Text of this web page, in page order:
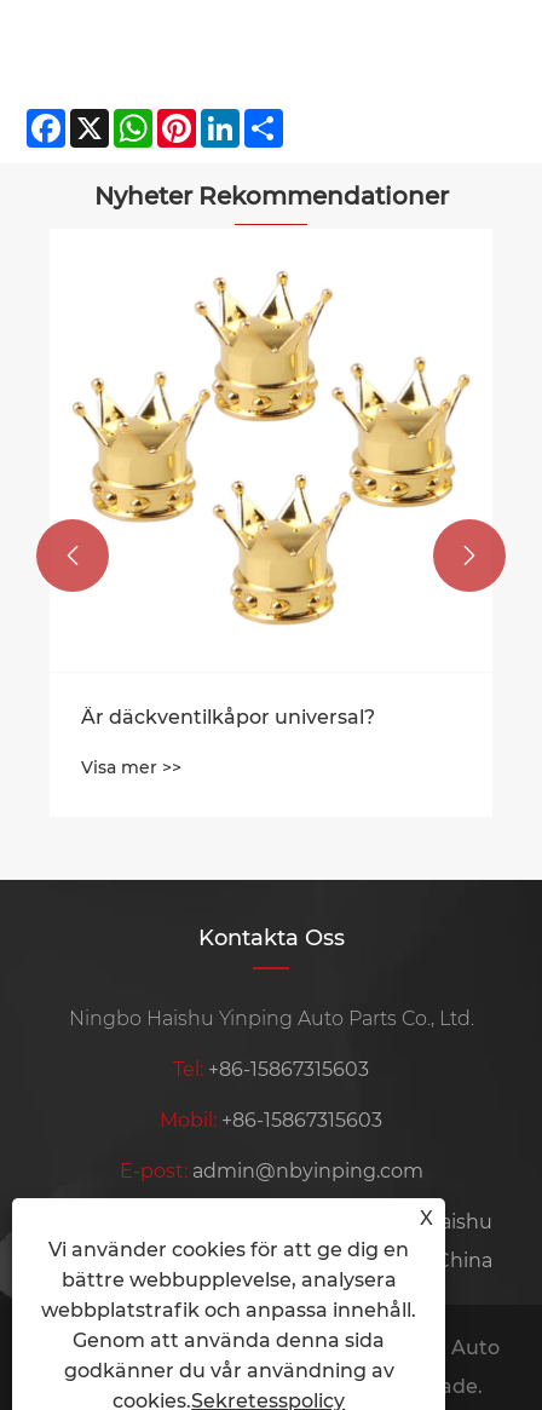
Facebook
X WhatsAppPinterestLinkedIn
Nyheter Rekommendationer
Är däckventilkåpor universal?
Visa mer >>
 
Kontakta Oss
Ningbo Haishu Yinping Auto Parts Co., Ltd.
Tel: +86-15867315603
Mobil: +86-15867315603
E-post: admin@nbyinping.com
Taoyuan Village, Hengjie Town, Haishu
District, Ningbo City, Zhejiang Province, China
Copyright © 2024 Ningbo Haishu Yinping Auto
Parts Co., Ltd. Alla rättigheter reserverade.
X
Vi använder cookies för att ge dig en
bättre webbupplevelse, analysera
webbplatstrafik och anpassa innehåll.
Genom att använda denna sida
godkänner du vår användning av
cookies.Sekretesspolicy